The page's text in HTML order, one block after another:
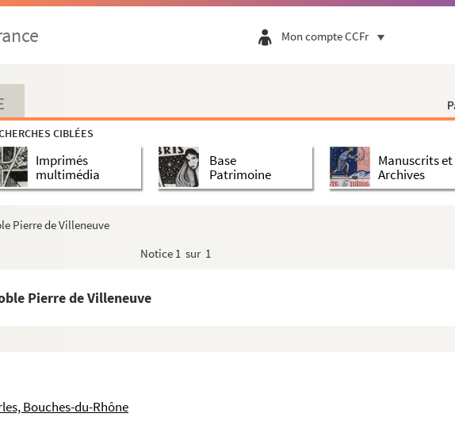
Mon compte CCFr
CIBLÉES
Imprimés
multimédia
Base
Patrimoine
Manuscrits et
Archives
Pierre de Villeneuve
Notice 1 sur 1
Pierre de Villeneuve
Bouches-du-Rhône
Maison de Grasse des princes d'Antibes